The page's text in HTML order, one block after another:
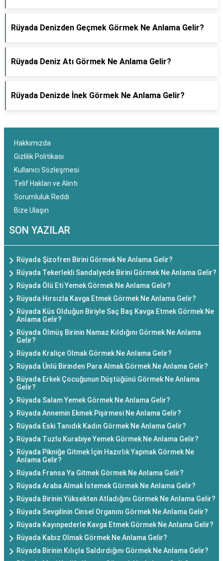
Rüyada Denizden Geçmek Görmek Ne Anlama Gelir?
Rüyada Deniz Atı Görmek Ne Anlama Gelir?
Rüyada Denizde İnek Görmek Ne Anlama Gelir?
Hakkımızda
Gizlilik Politikası
Kullanıcı Sözleşmesi
Telif Hakları ve Alıntı
Sorumluluk Reddi
Bize Ulaşın
SON YAZILAR
Rüyada Şizofren Birini Görmek Ne Anlama Gelir?
Rüyada Tekerlekli Sandalyede Birini Görmek Ne Anlama Gelir?
Rüyada Ölü Eti Yemek Görmek Ne Anlama Gelir?
Rüyada Hırsızla Kavga Etmek Görmek Ne Anlama Gelir?
Rüyada Küs Olduğun Biriyle Saç Baş Kavga Etmek Görmek Ne
Anlama Gelir?
Rüyada Ölmüş Birinin Namaz Kıldığını Görmek Ne Anlama
Gelir?
Rüyada Kraliçe Olmak Görmek Ne Anlama Gelir?
Rüyada Ünlü Birinden Para Almak Görmek Ne Anlama Gelir?
Rüyada Erkek Çocuğunun Düştüğünü Görmek Ne Anlama
Gelir?
Rüyada Salam Yemek Görmek Ne Anlama Gelir?
Rüyada Annemin Ekmek Pişirmesi Ne Anlama Gelir?
Rüyada Eski Tanıdık Kadın Görmek Ne Anlama Gelir?
Rüyada Tuzlu Kurabiye Yemek Görmek Ne Anlama Gelir?
Rüyada Pikniğe Gitmek İçin Hazırlık Yapmak Görmek Ne
Anlama Gelir?
Rüyada Fransa Ya Gitmek Görmek Ne Anlama Gelir?
Rüyada Araba Almak İstemek Görmek Ne Anlama Gelir?
Rüyada Birinin Yüksekten Atladığını Görmek Ne Anlama Gelir?
Rüyada Sevgilinin Cinsel Organını Görmek Ne Anlama Gelir?
Rüyada Kayınpederle Kavga Etmek Görmek Ne Anlama Gelir?
Rüyada Kabız Olmak Görmek Ne Anlama Gelir?
Rüyada Birinin Kılıçla Saldırdığını Görmek Ne Anlama Gelir?